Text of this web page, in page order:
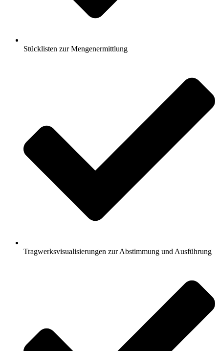
Stücklisten zur Mengenermittlung
Tragwerksvisualisierungen zur Abstimmung und Ausführung